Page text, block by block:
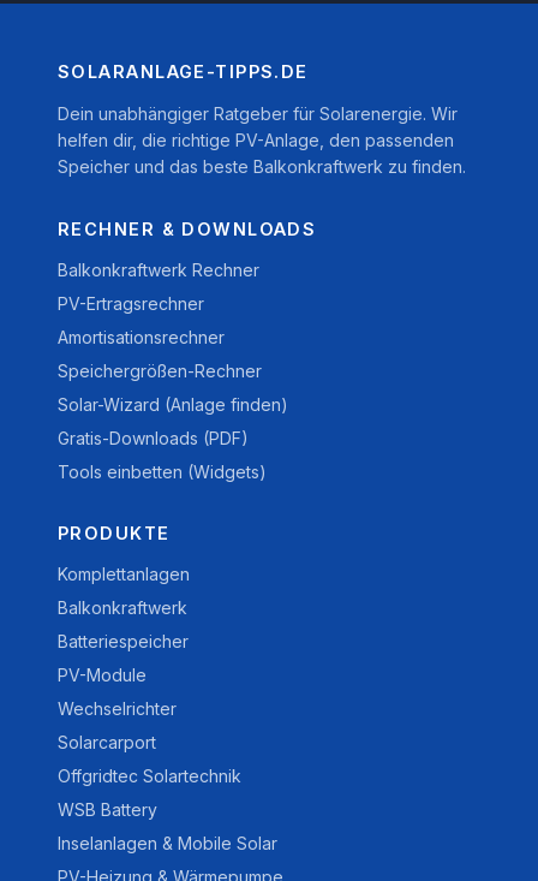
SOLARANLAGE-TIPPS.DE
Dein unabhängiger Ratgeber für Solarenergie. Wir
helfen dir, die richtige PV-Anlage, den passenden
Speicher und das beste Balkonkraftwerk zu finden.
RECHNER & DOWNLOADS
Balkonkraftwerk Rechner
PV-Ertragsrechner
Amortisationsrechner
Speichergrößen-Rechner
Solar-Wizard (Anlage finden)
Gratis-Downloads (PDF)
Tools einbetten (Widgets)
PRODUKTE
Komplettanlagen
Balkonkraftwerk
Batteriespeicher
PV-Module
Wechselrichter
Solarcarport
Offgridtec Solartechnik
WSB Battery
Inselanlagen & Mobile Solar